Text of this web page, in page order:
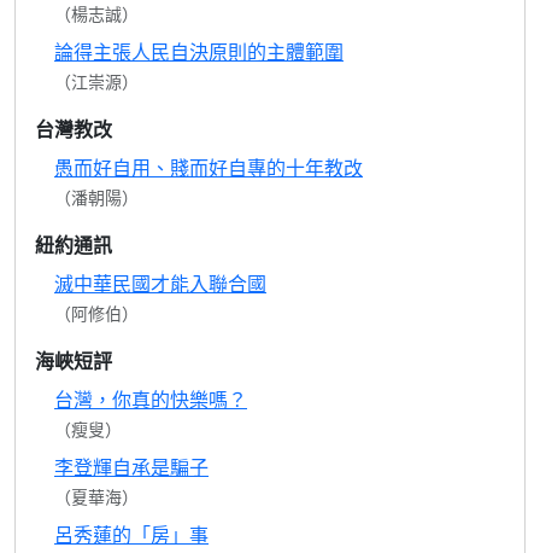
（楊志誠）
論得主張人民自決原則的主體範圍
（江崇源）
台灣教改
愚而好自用、賤而好自專的十年教改
（潘朝陽）
紐約通訊
滅中華民國才能入聯合國
（阿修伯）
海峽短評
台灣，你真的快樂嗎？
（瘦叟）
李登輝自承是騙子
（夏華海）
呂秀蓮的「房」事